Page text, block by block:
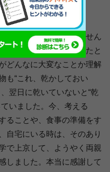
れましたか？
たということはありません
食事の準備が大変だったと
どんなに大変なことか理解
も“これ、乾かしておい
翌日に乾いていないと“乾
いました。今、考える
ることや、食事の準備をす
自宅にいる時は、そのあり
で上京して、ようやく両親
しました。本当に感謝して